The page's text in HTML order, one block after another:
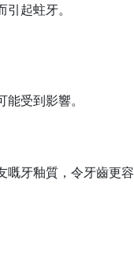
起蛀牙。
受到影響。
嘅牙釉質，令牙齒更容